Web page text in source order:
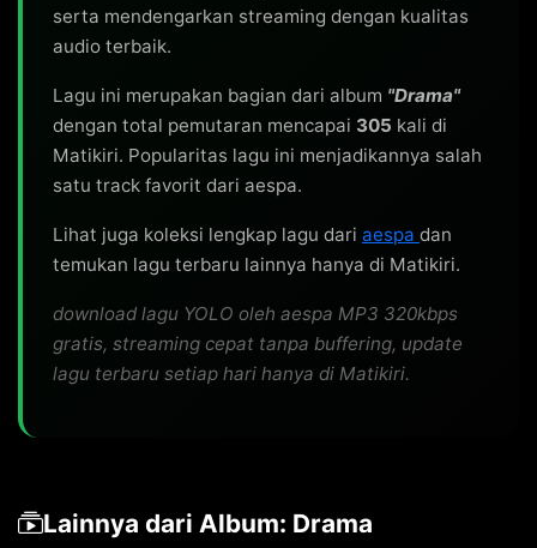
serta mendengarkan streaming dengan kualitas
audio terbaik.
Lagu ini merupakan bagian dari album "Drama"
dengan total pemutaran mencapai 305 kali di
Matikiri. Popularitas lagu ini menjadikannya salah
satu track favorit dari aespa.
Lihat juga koleksi lengkap lagu dari aespa dan
temukan lagu terbaru lainnya hanya di Matikiri.
download lagu YOLO oleh aespa MP3 320kbps
gratis, streaming cepat tanpa buffering, update
lagu terbaru setiap hari hanya di Matikiri.
Lainnya dari Album: Drama